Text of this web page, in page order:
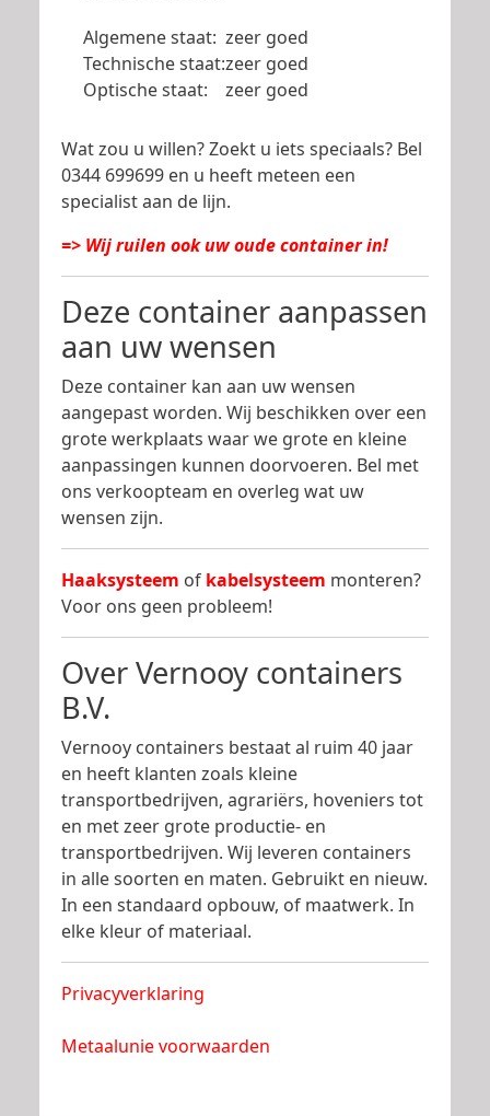
Algemene staat: zeer goed
Technische staat:zeer goed
Optische staat:
zeer goed
Wat zou u willen? Zoekt u iets speciaals? Bel
0344 699699 en u heeft meteen een
specialist aan de lijn.
=> Wij ruilen ook uw oude container in!
Deze container aanpassen
aan uw wensen
Deze container kan aan uw wensen
aangepast worden. Wij beschikken over een
grote werkplaats waar we grote en kleine
aanpassingen kunnen doorvoeren. Bel met
ons verkoopteam en overleg wat uw
wensen zijn.
Haaksysteem of kabelsysteem monteren?
Voor ons geen probleem!
Over Vernooy containers
B.V.
Vernooy containers bestaat al ruim 40 jaar
en heeft klanten zoals kleine
transportbedrijven, agrariërs, hoveniers tot
en met zeer grote productie- en
transportbedrijven. Wij leveren containers
in alle soorten en maten. Gebruikt en nieuw.
In een standaard opbouw, of maatwerk. In
elke kleur of materiaal.
Privacyverklaring
Metaalunie voorwaarden